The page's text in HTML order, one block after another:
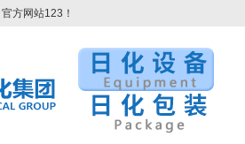
官方网站123！